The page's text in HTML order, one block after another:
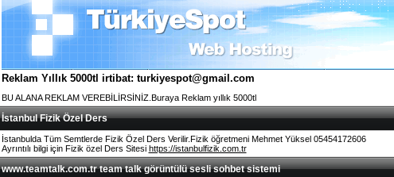
Reklam Yıllık 5000tl irtibat: turkiyespot@gmail.com
BU ALANA REKLAM VEREBİLİRSİNİZ.Buraya Reklam yıllık 5000tl
İstanbul Fizik Özel Ders
İstanbulda Tüm Semtlerde Fizik Özel Ders Verilir.Fizik öğretmeni Mehmet Yüksel 05454172606
Ayrıntılı bilgi için Fizik özel Ders Sitesi https://istanbulfizik.com.tr
www.teamtalk.com.tr team talk görüntülü sesli sohbet sistemi